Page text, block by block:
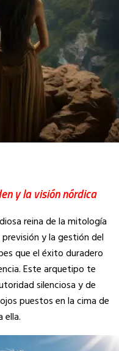
y la visión nórdica
reina de la mitología
y la gestión del
que el éxito duradero
Este arquetipo te
silenciosa y de
puestos en la cima de
ella.